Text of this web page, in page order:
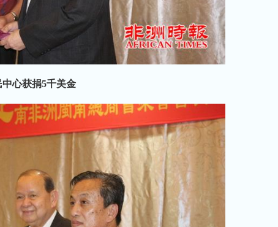
中心获捐5千美金